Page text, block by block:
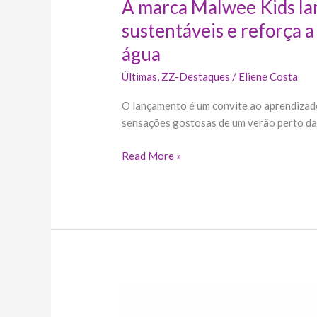
A marca Malwee Kids
sustentáveis e reforça
água
Últimas, ZZ-Destaques / Eliene Costa
O lançamento é um convite ao
sensações gostosas de um verão perto
Read More »